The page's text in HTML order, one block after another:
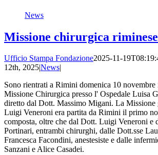
News
Missione chirurgica
Ufficio Stampa Fondazione2025-11-
12th, 2025|News|
Sono rientrati a Rimini domenica 10 novembre
Missione Chirurgica presso l' Ospedale Luisa
diretto dal Dott. Massimo Migani. La Missione
Luigi Veneroni era partita da Rimini il primo
composta, oltre che dal Dott. Luigi Veneroni e
Portinari, entrambi chirurghi, dalle Dott.sse
Francesca Facondini, anestesiste e dalle
Sanzani e Alice Casadei.